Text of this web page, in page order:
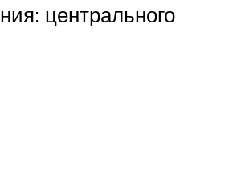
центрального